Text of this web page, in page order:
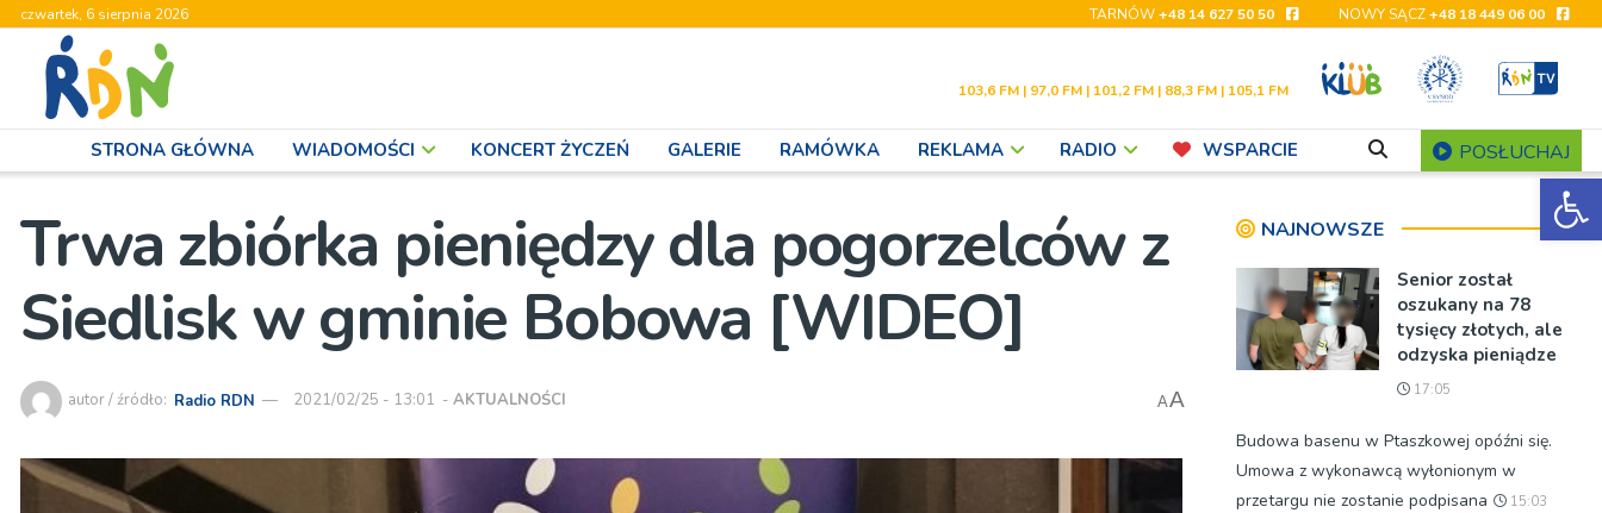
czwartek, 6 sierpnia 2026 TARNÓW+48 14 627 50 50 NOWY SĄCZ+48 18 449 06 00
103,6 FM | 97,0 FM | 101,2 FM | 88,3 FM | 105,1 FM
STRONA GŁÓWNA WIADOMOŚCI KONCERT ŻYCZEŃ GALERIE RAMÓWKA REKLAMA RADIO WSPARCIE POSŁUCHAJ
Trwa zbiórka pieniędzy dla pogorzelców z
Siedlisk w gminie Bobowa [WIDEO]
autor / źródło: Radio RDN 2021/02/25 - 13:01 - AKTUALNOŚCI AA
NAJNOWSZE
Senior został
oszukany na 78
tysięcy złotych, ale
odzyska pieniądze
17:05
Budowa basenu w Ptaszkowej opóźni się.
Umowa z wykonawcą wyłonionym w
przetargu nie zostanie podpisana
15:03